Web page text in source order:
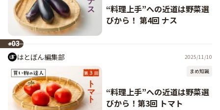
“料理上手”への近道は野菜選
びから！ 第4回 ナス
はとぼん編集部
2025/11/10
まめ知識
#03
“料理上手”への近道は野菜選
びから！第3回 トマト